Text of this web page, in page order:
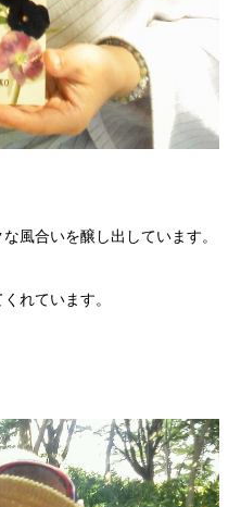
風合いを醸し出しています。
れています。